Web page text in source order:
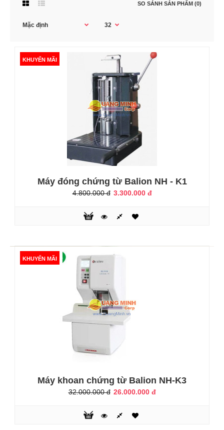
SO SÁNH SẢN PHẨM (0)
KHUYẾN MÃI
Máy đóng chứng từ Balion NH - K1
Máy đóng chứng từ balion NH-K1 khoan, đóng chứng từ, tự
động luồn dây, tự động ngắt điện khi sang quy trình. Màu
sắc trang nhã với nhiều ưu điểm vượt trội kiểu dáng công
nghiệp hiện đại, kết cấu hợp lý dễ vận hành, được nhiều
đơn vị lựa chọn tin dùngMáy đóng chứng từ hay còn gọi là
máy khoan chứng từ là thiết bị văn phòng dùng để khoan
đóng chứng t..
KHUYẾN MÃI
Máy đóng chứng từ Balion NH - K1
4.800.000 đ 3.300.000 đ
KHUYẾN MÃI
Máy khoan chứng từ Balion NH-K3
32.000.000 đ 26.000.000 đ